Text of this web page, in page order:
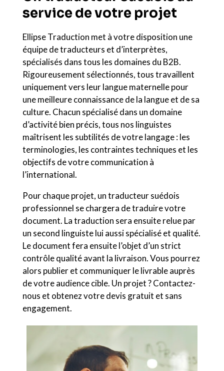
service de votre projet
Ellipse Traduction met à votre disposition une
équipe de traducteurs et d’interprètes,
spécialisés dans tous les domaines du B2B.
Rigoureusement sélectionnés, tous travaillent
uniquement vers leur langue maternelle pour
une meilleure connaissance de la langue et de sa
culture. Chacun spécialisé dans un domaine
d’activité bien précis, tous nos linguistes
maîtrisent les subtilités de votre langage : les
terminologies, les contraintes techniques et les
objectifs de votre communication à
l’international.
Pour chaque projet, un traducteur suédois
professionnel se chargera de traduire votre
document. La traduction sera ensuite relue par
un second linguiste lui aussi spécialisé et qualité.
Le document fera ensuite l’objet d’un strict
contrôle qualité avant la livraison. Vous pourrez
alors publier et communiquer le livrable auprès
de votre audience cible. Un projet ? Contactez-
nous et obtenez votre devis gratuit et sans
engagement.